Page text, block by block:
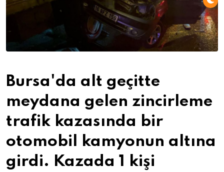
Bursa'da alt geçitte
meydana gelen zincirleme
trafik kazasında bir
otomobil kamyonun altına
girdi. Kazada 1 kişi